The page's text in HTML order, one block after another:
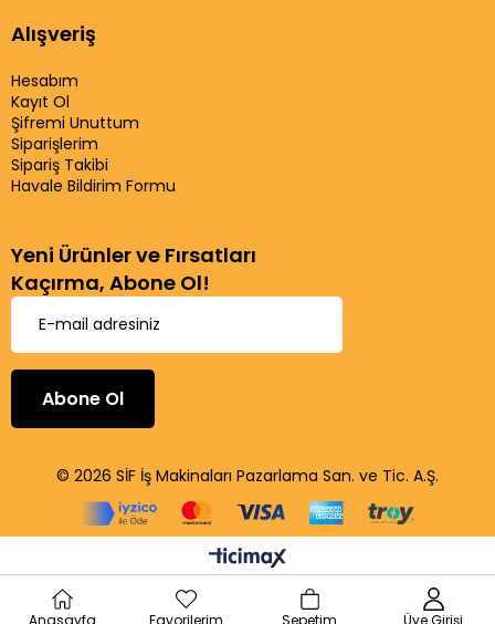
Alışveriş
Hesabım
Kayıt Ol
Şifremi Unuttum
Siparişlerim
Sipariş Takibi
Havale Bildirim Formu
Yeni Ürünler ve Fırsatları
Kaçırma, Abone Ol!
Abone Ol
© 2026 SİF İş Makinaları Pazarlama San. ve Tic. A.Ş.
Anasayfa Favorilerim Sepetim Üye Girişi